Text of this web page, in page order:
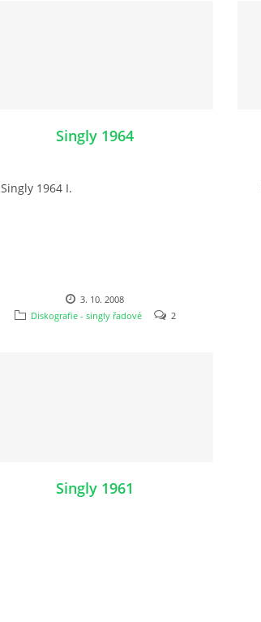
Singly 1964
Singly 1964 I.
3. 10. 2008
Diskografie - singly řadové
2
Singly 1961